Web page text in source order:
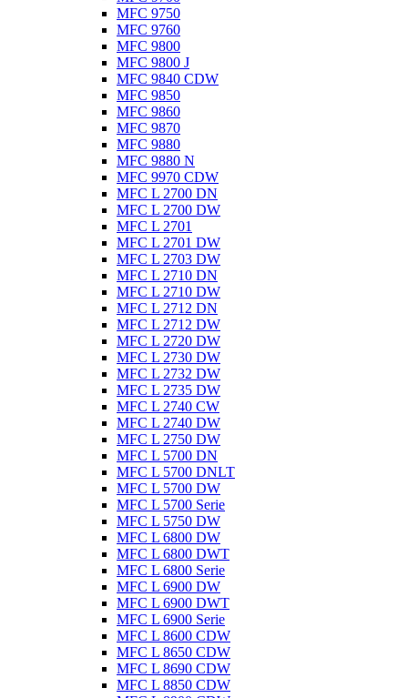
MFC 9750
MFC 9760
MFC 9800
MFC 9800 J
MFC 9840 CDW
MFC 9850
MFC 9860
MFC 9870
MFC 9880
MFC 9880 N
MFC 9970 CDW
MFC L 2700 DN
MFC L 2700 DW
MFC L 2701
MFC L 2701 DW
MFC L 2703 DW
MFC L 2710 DN
MFC L 2710 DW
MFC L 2712 DN
MFC L 2712 DW
MFC L 2720 DW
MFC L 2730 DW
MFC L 2732 DW
MFC L 2735 DW
MFC L 2740 CW
MFC L 2740 DW
MFC L 2750 DW
MFC L 5700 DN
MFC L 5700 DNLT
MFC L 5700 DW
MFC L 5700 Serie
MFC L 5750 DW
MFC L 6800 DW
MFC L 6800 DWT
MFC L 6800 Serie
MFC L 6900 DW
MFC L 6900 DWT
MFC L 6900 Serie
MFC L 8600 CDW
MFC L 8650 CDW
MFC L 8690 CDW
MFC L 8850 CDW